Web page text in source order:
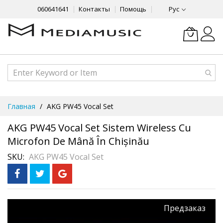
060641641 Контакты Помощь Рус
Content
Главная AKG PW45 Vocal Set
AKG PW45 Vocal Set Sistem Wireless Cu
Microfon De Mână În Chișinău
SKU AKG PW45 Vocal Set
Предзаказ